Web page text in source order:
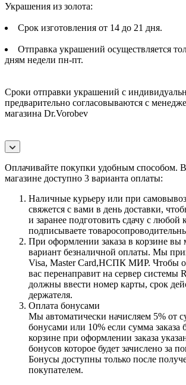
Украшения из золота:
Срок изготовления от 14 до 21 дня.
Отправка украшений осуществляется
дням недели пн-пт.
Сроки отправки украшений с
предварительно согласовываются с
магазина Dr.Vorobev
Оплачивайте покупки удобным способом.
магазине доступно 3 варианта оплаты:
Наличные курьеру или при
свяжется с вами в день доставки,
и заранее подготовить сдачу с
подписываете
При оформлении заказа в корзине вы
вариант безналичной оплаты. Мы
Visa, Master Card,НСПК МИР. Чтобы
вас перенаправит на сервер системы
должны ввести номер карты, срок
держателя.
Оплата бонусами
Мы автоматически начисляем 5% от
бонусами или 10% если сумма заказа
корзине при оформлении заказа
бонусов которое будет зачислено за
Бонусы доступны только после
покупателем.